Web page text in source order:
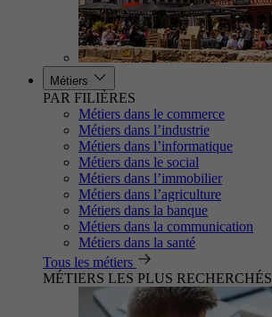
Métiers
PAR FILIÈRES
Métiers dans le commerce
Métiers dans l’industrie
Métiers dans l’informatique
Métiers dans le social
Métiers dans l’immobilier
Métiers dans l’agriculture
Métiers dans la banque
Métiers dans la communication
Métiers dans la santé
Tous les métiers
MÉTIERS LES PLUS RECHERCHÉS